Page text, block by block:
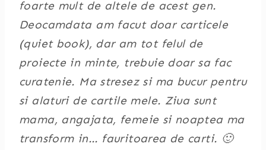
foarte mult de altele de acest gen.
Deocamdata am facut doar carticele
(quiet book), dar am tot felul de
proiecte in minte, trebuie doar sa fac
curatenie. Ma stresez si ma bucur pentru
si alaturi de cartile mele. Ziua sunt
mama, angajata, femeie si noaptea ma
transform in… fauritoarea de carti. 🙂